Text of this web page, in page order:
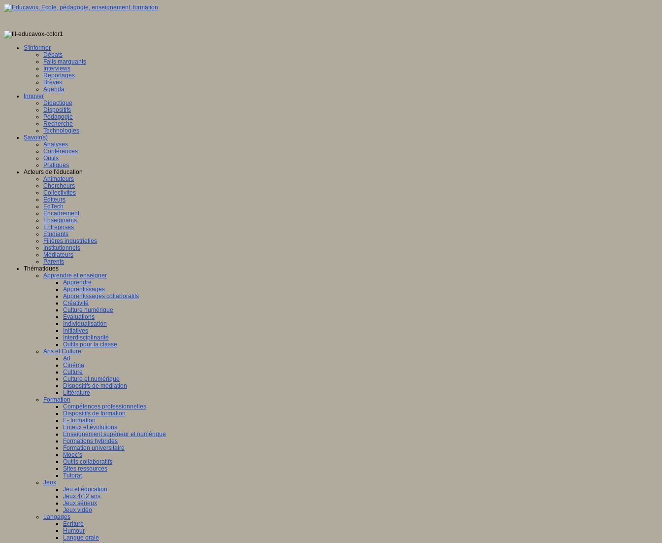
S'informer
Débats
Faits marquants
Interviews
Reportages
Brèves
Agenda
Innover
Didactique
Dispositifs
Pédagogie
Recherche
Technologies
Savoir(s)
Analyses
Conférences
Outils
Pratiques
Acteurs de l'éducation
Animateurs
Chercheurs
Collectivités
Editeurs
EdTech
Encadrement
Enseignants
Entreprises
Etudiants
Filières industrielles
Institutionnels
Médiateurs
Parents
Thématiques
Apprendre et enseigner
Apprendre
Apprentissages
Apprentissages collaboratifs
Créativité
Culture numérique
Evaluations
Individualisation
Initiatives
Interdisciplinarité
Outils pour la classe
Arts et Culture
Art
Cinéma
Culture
Culture et numérique
Dispositifs de médiation
Littérature
Formation
Compétences professionnelles
Dispositifs de formation
E- formation
Enjeux et évolutions
Enseignement supérieur et numérique
Formations hybrides
Formation universitaire
Mooc’s
Outils collaboratifs
Sites ressources
Tutorat
Jeux
Jeu et éducation
Jeux 4/12 ans
Jeux sérieux
Jeux vidéo
Langages
Ecriture
Humour
Langue orale